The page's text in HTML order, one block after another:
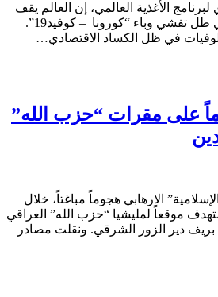
لبرنامج الأغذية العالمي، إن العالم يقف
على شفا “جائحة جوع” في ظل تفشي وباء “كورونا – كوفيد19”.
في ظل الكساد الاقتصادي…
على مقرات “حزب الله”
الارهابي هجوماً مباغتاً، خلال
موقعاً لمليشيا “حزب الله” العراقي
بريف دير الزور الشرقي. ونقلت مصادر